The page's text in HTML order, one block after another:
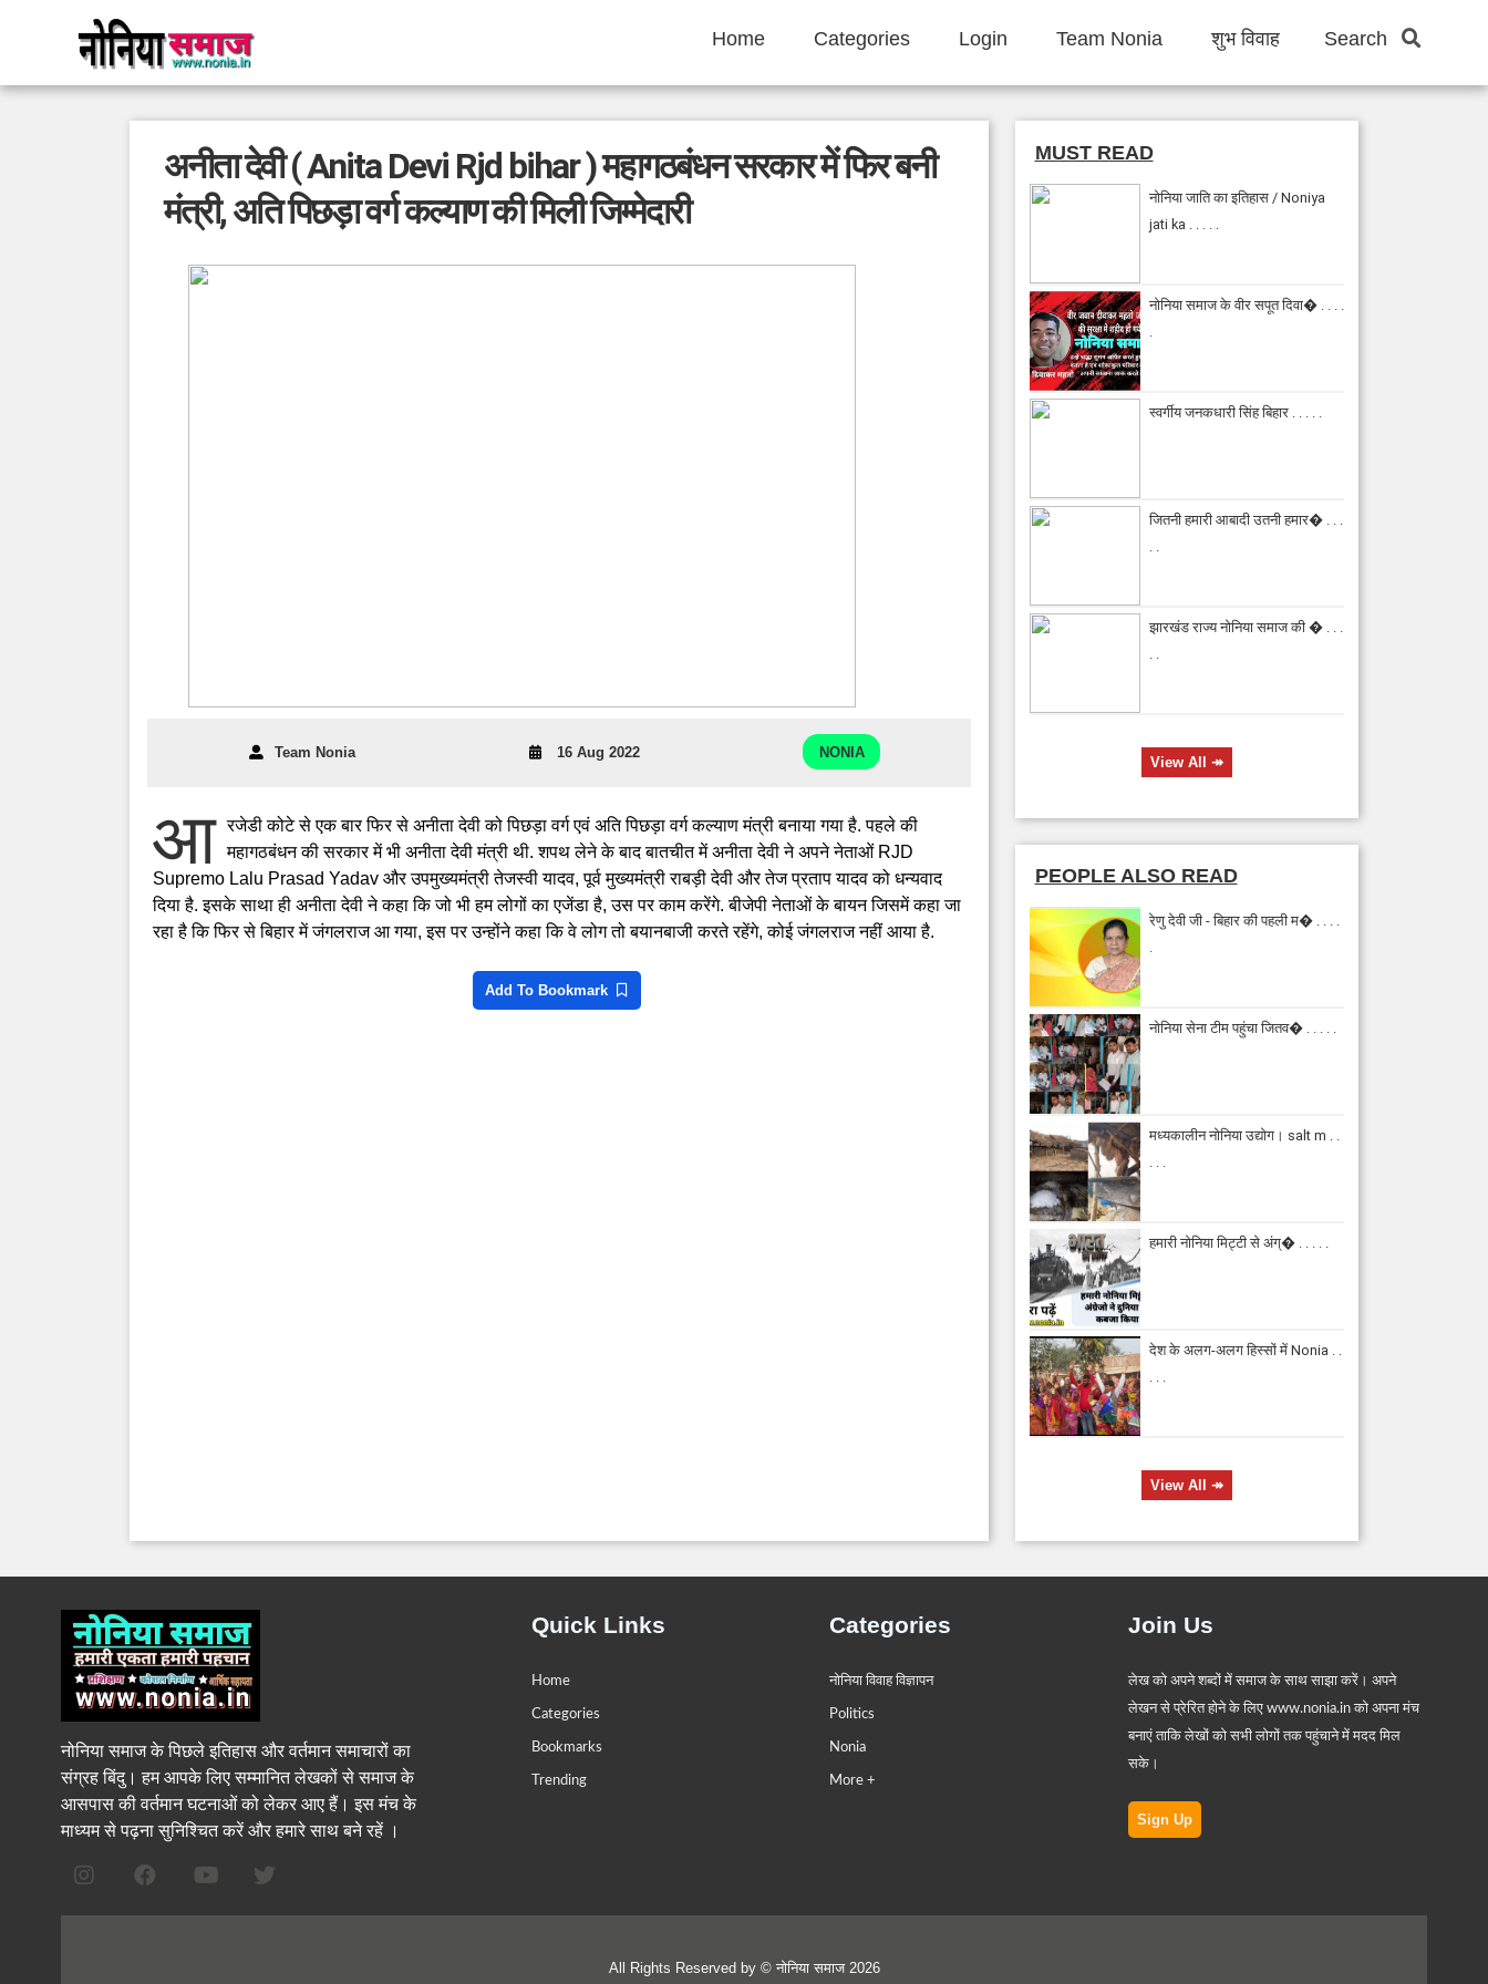
Home Categories Login Team Nonia शुभ विवाह Search
अनीता देवी ( Anita Devi Rjd bihar ) महागठबंधन सरकार में फिर बनी
मंत्री, अति पिछड़ा वर्ग कल्याण की मिली जिम्मेदारी
Team Nonia 16 Aug 2022 NONIA
आरजेडी कोटे से एक बार फिर से अनीता देवी को पिछड़ा वर्ग एवं अति पिछड़ा वर्ग कल्याण मंत्री बनाया गया है. पहले की
महागठबंधन की सरकार में भी अनीता देवी मंत्री थी. शपथ लेने के बाद बातचीत में अनीता देवी ने अपने नेताओं RJD
Supremo Lalu Prasad Yadav और उपमुख्यमंत्री तेजस्वी यादव, पूर्व मुख्यमंत्री राबड़ी देवी और तेज प्रताप यादव को धन्यवाद
दिया है. इसके साथा ही अनीता देवी ने कहा कि जो भी हम लोगों का एजेंडा है, उस पर काम करेंगे. बीजेपी नेताओं के बायन जिसमें कहा जा
रहा है कि फिर से बिहार में जंगलराज आ गया, इस पर उन्होंने कहा कि वे लोग तो बयानबाजी करते रहेंगे, कोई जंगलराज नहीं आया है.
Add To Bookmark
MUST READ
नोनिया जाति का इतिहास / Noniya
jati ka . . . . .
नोनिया समाज के वीर सपूत दिवा� . . . .
स्वर्गीय जनकधारी सिंह बिहार . . . . .
जितनी हमारी आबादी उतनी हमार� . . .
झारखंड राज्य नोनिया समाज की � . . .
View All ↠
PEOPLE ALSO READ
रेणु देवी जी - बिहार की पहली म� . . . .
.
नोनिया सेना टीम पहुंचा जितव� . . . . .
मध्यकालीन नोनिया उद्योग। salt m . .
. . .
हमारी नोनिया मिट्टी से अंग्� . . . . .
देश के अलग-अलग हिस्सों में Nonia . .
. . .
View All ↠
नोनिया समाज के पिछले इतिहास और वर्तमान समाचारों का
संग्रह बिंदु। हम आपके लिए सम्मानित लेखकों से समाज के
आसपास की वर्तमान घटनाओं को लेकर आए हैं। इस मंच के
माध्यम से पढ़ना सुनिश्चित करें और हमारे साथ बने रहें ।
Quick Links
Home
Categories
Bookmarks
Trending
Categories
नोनिया विवाह विज्ञापन
Politics
Nonia
More +
Join Us
लेख को अपने शब्दों में समाज के साथ साझा करें। अपने
लेखन से प्रेरित होने के लिए www.nonia.in को अपना मंच
बनाएं ताकि लेखों को सभी लोगों तक पहुंचाने में मदद मिल
सके।
Sign Up
All Rights Reserved by © नोनिया समाज 2026